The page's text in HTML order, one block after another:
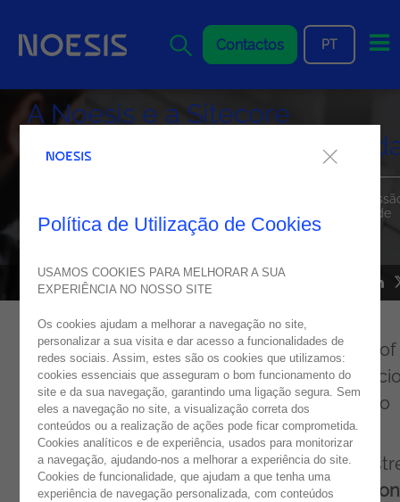
Contactos
PT
24 abril 2024
A Noesis e a Sitecore
marcaram presença na
The British Irish Chamber of Commerce foi palco de uma
inspiracional, onde recebeu ilustres clientes e especialistas de
vários setores a participar neste evento, a falar sobre a
No dia 23 de abril, the British Irish Chamber of
Commerce foi palco de uma sessão
– The Art of Possible by Noesis, em conjunto
com aSitecore.
Nesta sessão inspiracional, contou com
speakers, Rodolfo Pereira,Enterprise
Política de Utilização de Cookies
USAMOS COOKIES PARA MELHORAR A SUA
EXPERIÊNCIA NO NOSSO SITE
Os cookies ajudam a melhorar a navegação no site,
personalizar a sua visita e dar acesso a funcionalidades de
redes sociais. Assim, estes são os cookies que utilizamos:
cookies essenciais que asseguram o bom funcionamento do
site e da sua navegação, garantindo uma ligação segura. Sem
eles a navegação no site, a visualização correta dos
conteúdos ou a realização de ações pode ficar comprometida.
Cookies analíticos e de experiência, usados para monitorizar
a navegação, ajudando-nos a melhorar a experiência do site.
Cookies de funcionalidade, que ajudam a que tenha uma
experiência de navegação personalizada, com conteúdos